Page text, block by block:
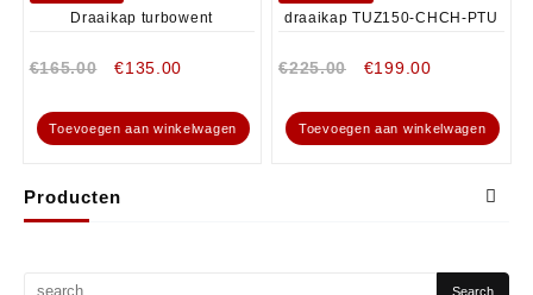
Producten
€165.00 €135.00
Toevoegen aan winkelwagen
€225.00 €199.00
Toevoegen aan winkelwagen